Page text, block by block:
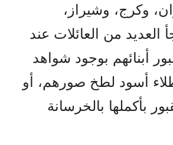
وكرج، وشيراز،
العديد من العائلات عند
أبنائهم بوجود شواهد
أسود لطخ صورهم، أو
بأكملها بالخرسانة